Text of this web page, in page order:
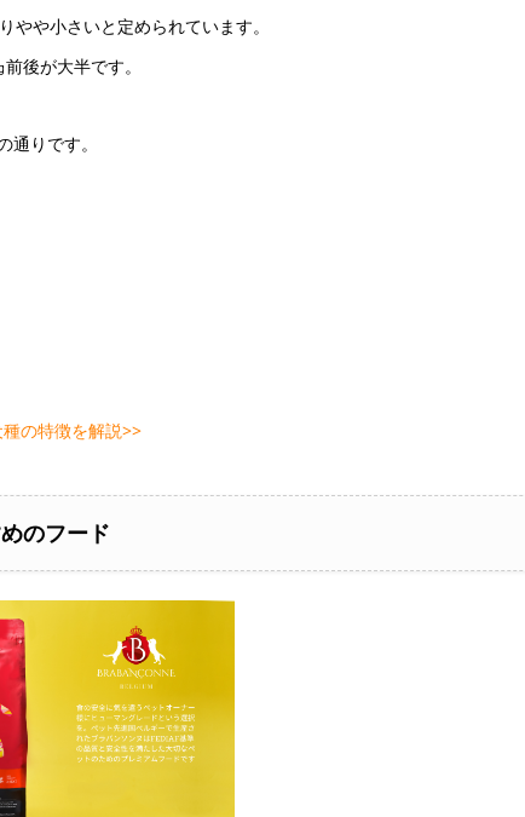
や小さいと定められています。
後が大半です。
通りです。
種の特徴を解説>>
のフード